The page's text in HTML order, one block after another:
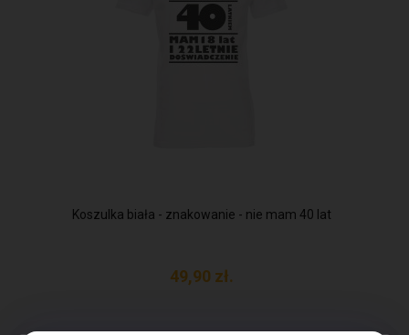
Koszulka biała - znakowanie - nie mam 40 lat
49,90 zł.